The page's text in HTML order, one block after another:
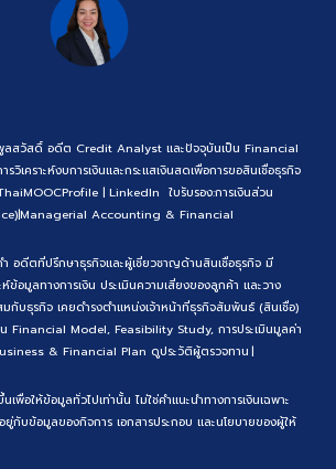
ลสวัสดิ์ อดีต Credit Analyst และปัจจุบันเป็น Financial
เคราะห์งบการเงินและกระแสเงินสดเพื่อการขอสินเชื่อธุรกิจ
|LinkedIn ใบรับรอง:การเงินส่วน
|Managerial Accounting & Financial
อดีตที่ปรึกษาธุรกิจและผู้เชี่ยวชาญด้านสินเชื่อธุรกิจ มี
ห์ข้อมูลทางการเงิน ประเมินความเสี่ยงของลูกค้า และวาง
สมกับธุรกิจ เคยดำรงตำแหน่งเจ้าหน้าที่ธุรกิจสัมพันธ์ (สินเชื่อ)
Financial Model, Feasibility Study, การประเมินมูลค่า
& Financial Plan ดูประวัติผู้ตรวจทาน |
พื่อให้ข้อมูลทั่วไปเท่านั้น ไม่ใช่คำแนะนำทางการเงินเฉพาะ
ยู่กับข้อมูลของกิจการ เอกสารประกอบ และนโยบายของผู้ให้